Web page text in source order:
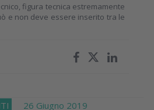
figura tecnica estremamente
e non deve essere inserito tra le
26 Giugno 2019